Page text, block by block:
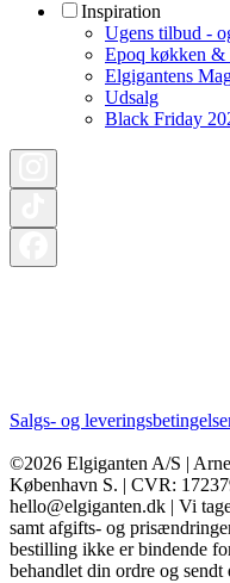
Inspiration
Ugens tilbud -
Epoq køkken &
Elgigantens
Udsalg
Black Friday
Salgs- og
©2026 Elgiganten A/S |
København S. | CVR:
hello@elgiganten.dk | Vi
samt afgifts- og
bestilling ikke er bindende
behandlet din ordre og sendt